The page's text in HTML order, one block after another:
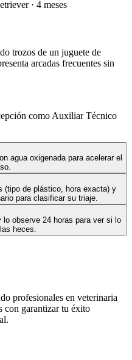
· 4 meses
trozos de un juguete de
arcadas frecuentes sin
como Auxiliar Técnico
agua oxigenada para acelerar el
(tipo de plástico, hora exacta) y
para clasificar su triaje.
observe 24 horas para ver si lo
heces.
profesionales en veterinaria
con garantizar tu éxito